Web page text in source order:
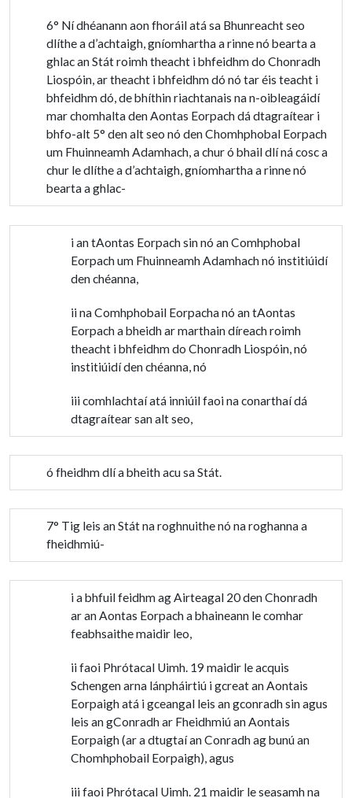
6° Ní dhéanann aon fhoráil atá sa Bhunreacht seo
dlíthe a d’achtaigh, gníomhartha a rinne nó bearta a
ghlac an Stát roimh theacht i bhfeidhm do Chonradh
Liospóin, ar theacht i bhfeidhm dó nó tar éis teacht i
bhfeidhm dó, de bhíthin riachtanais na n-oibleagáidí
mar chomhalta den Aontas Eorpach dá dtagraítear i
bhfo-alt 5° den alt seo nó den Chomhphobal Eorpach
um Fhuinneamh Adamhach, a chur ó bhail dlí ná cosc a
chur le dlíthe a d’achtaigh, gníomhartha a rinne nó
bearta a ghlac-
i an tAontas Eorpach sin nó an Comhphobal
Eorpach um Fhuinneamh Adamhach nó institiúidí
den chéanna,
ii na Comhphobail Eorpacha nó an tAontas
Eorpach a bheidh ar marthain díreach roimh
theacht i bhfeidhm do Chonradh Liospóin, nó
institiúidí den chéanna, nó
iii comhlachtaí atá inniúil faoi na conarthaí dá
dtagraítear san alt seo,
ó fheidhm dlí a bheith acu sa Stát.
7° Tig leis an Stát na roghnuithe nó na roghanna a
fheidhmiú-
i a bhfuil feidhm ag Airteagal 20 den Chonradh
ar an Aontas Eorpach a bhaineann le comhar
feabhsaithe maidir leo,
ii faoi Phrótacal Uimh. 19 maidir le acquis
Schengen arna lánpháirtiú i gcreat an Aontais
Eorpaigh atá i gceangal leis an gconradh sin agus
leis an gConradh ar Fheidhmiú an Aontais
Eorpaigh (ar a dtugtaí an Conradh ag bunú an
Chomhphobail Eorpaigh), agus
iii faoi Phrótacal Uimh. 21 maidir le seasamh na